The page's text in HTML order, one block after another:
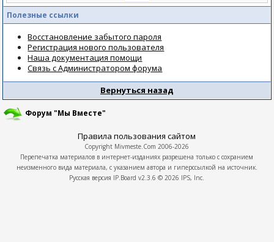
Полезные ссылки
Восстановление забытого пароля
Регистрация нового пользователя
Наша документация помощи
Связь с Администратором форума
Вернуться назад
Форум "Мы Вместе"
Правила пользования сайтом
Copyright Mivmeste.Com 2006-2026
Перепечатка материалов в интернет-изданиях разрешена только с сохранием
неизменного вида материала, с указанием автора и гиперссылкой на источник.
Русская версия IP.Board v2.3.6 © 2026 IPS, Inc.